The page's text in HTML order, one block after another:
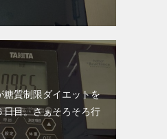
糖質制限ダイエットを
日目。さぁそろそろ行